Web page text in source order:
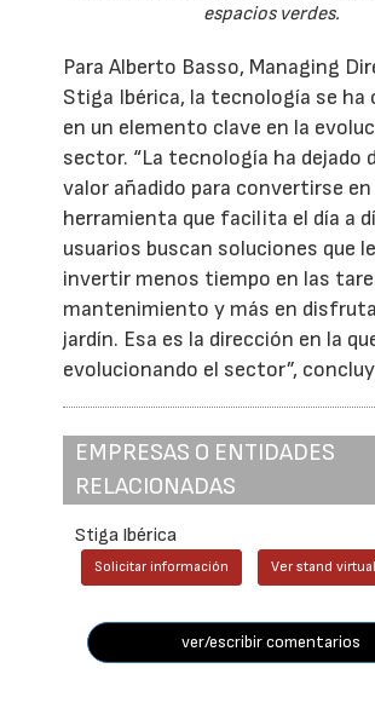
espacios verdes.
Para Alberto Basso, Managing
Stiga Ibérica, la tecnología se ha
en un elemento clave en la
sector. “La tecnología ha dejado
valor añadido para convertirse en
herramienta que facilita el día a
usuarios buscan soluciones que
invertir menos tiempo en las
mantenimiento y más en
jardín. Esa es la dirección en la
evolucionando el sector”,
EMPRESAS O ENTIDADES
RELACIONADAS
Stiga Ibérica
Solicitar información Ver stand virtual
ver/escribir comentarios